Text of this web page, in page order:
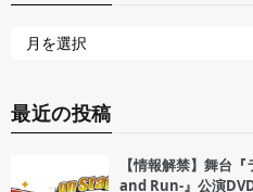
最近の投稿
【情報解禁】舞台
and Run-』公演